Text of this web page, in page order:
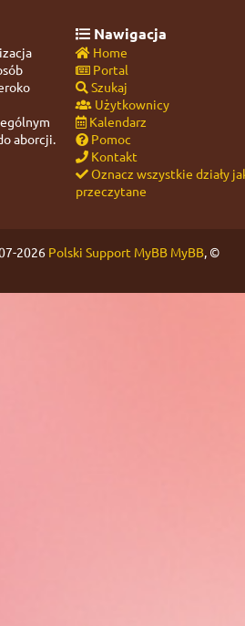
aborcji.
Nawigacja
Home
Portal
Szukaj
Użytkownicy
Kalendarz
Pomoc
Kontakt
Oznacz wszystkie działy
przeczytane
2026 Polski Support MyBB MyBB, ©